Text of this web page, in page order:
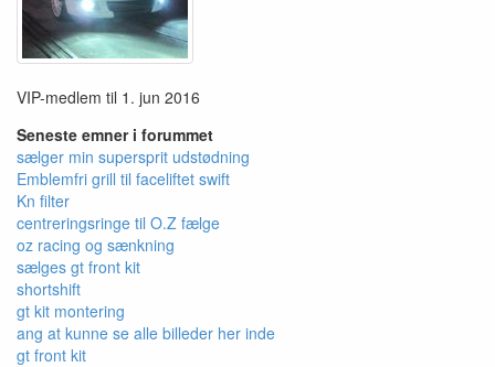
VIP-medlem til 1. jun 2016
Seneste emner i forummet
sælger min supersprit udstødning
Emblemfri grill til faceliftet swift
Kn filter
centreringsringe til O.Z fælge
oz racing og sænkning
sælges gt front kit
shortshift
gt kit montering
ang at kunne se alle billeder her inde
gt front kit